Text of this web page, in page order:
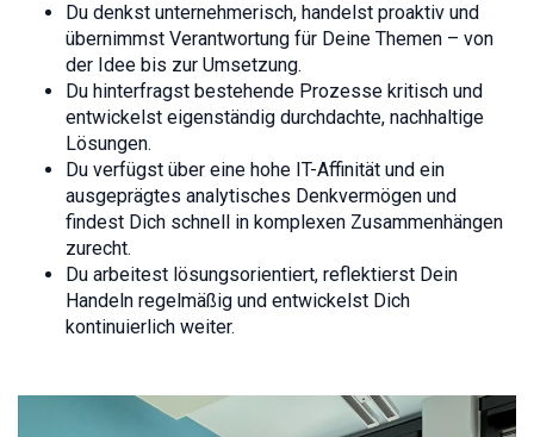
Du denkst unternehmerisch, handelst proaktiv und
übernimmst Verantwortung für Deine Themen – von
der Idee bis zur Umsetzung.
Du hinterfragst bestehende Prozesse kritisch und
entwickelst eigenständig durchdachte, nachhaltige
Lösungen.
Du verfügst über eine hohe IT-Affinität und ein
ausgeprägtes analytisches Denkvermögen und
findest Dich schnell in komplexen Zusammenhängen
zurecht.
Du arbeitest lösungsorientiert, reflektierst Dein
Handeln regelmäßig und entwickelst Dich
kontinuierlich weiter.